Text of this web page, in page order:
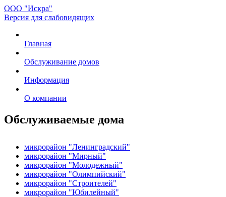
ООО "Искра"
Версия для слабовидящих
Главная
Обслуживание домов
Информация
О компании
Обслуживаемые дома
микрорайон "Ленинградский"
микрорайон "Мирный"
микрорайон "Молодежный"
микрорайон "Олимпийский"
микрорайон "Строителей"
микрорайон "Юбилейный"